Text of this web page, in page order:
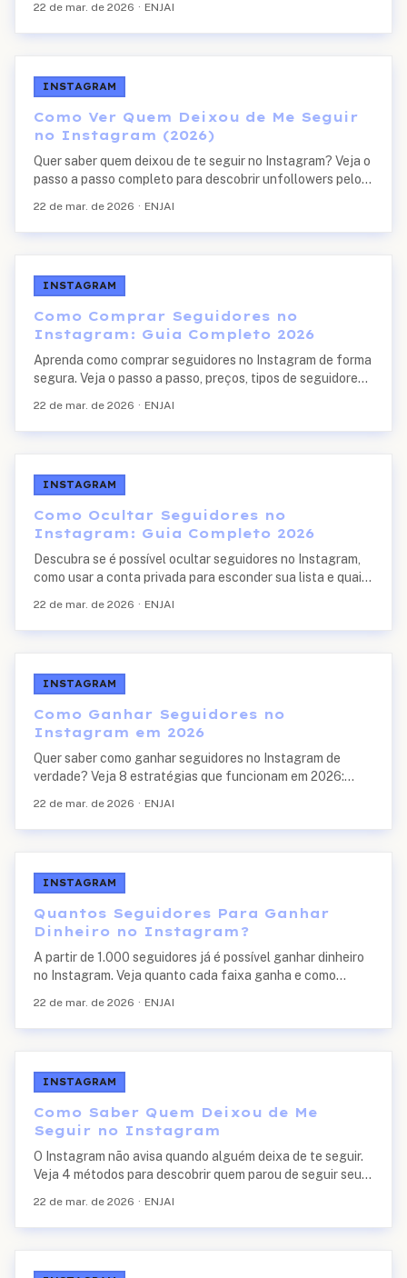
22 de mar. de 2026 · ENJAI
INSTAGRAM
Como Ver Quem Deixou de Me Seguir
no Instagram (2026)
Quer saber quem deixou de te seguir no Instagram? Veja o
passo a passo completo para descobrir unfollowers pelo
22 de mar. de 2026 · ENJAI
INSTAGRAM
Como Comprar Seguidores no
Instagram: Guia Completo 2026
Aprenda como comprar seguidores no Instagram de forma
segura. Veja o passo a passo, preços, tipos de seguidores
22 de mar. de 2026 · ENJAI
INSTAGRAM
Como Ocultar Seguidores no
Instagram: Guia Completo 2026
Descubra se é possível ocultar seguidores no Instagram,
como usar a conta privada para esconder sua lista e quais
22 de mar. de 2026 · ENJAI
INSTAGRAM
Como Ganhar Seguidores no
Instagram em 2026
Quer saber como ganhar seguidores no Instagram de
verdade? Veja 8 estratégias que funcionam em 2026:
22 de mar. de 2026 · ENJAI
INSTAGRAM
Quantos Seguidores Para Ganhar
Dinheiro no Instagram?
A partir de 1.000 seguidores já é possível ganhar dinheiro
no Instagram. Veja quanto cada faixa ganha e como
22 de mar. de 2026 · ENJAI
INSTAGRAM
Como Saber Quem Deixou de Me
Seguir no Instagram
O Instagram não avisa quando alguém deixa de te seguir.
Veja 4 métodos para descobrir quem parou de seguir seu
22 de mar. de 2026 · ENJAI